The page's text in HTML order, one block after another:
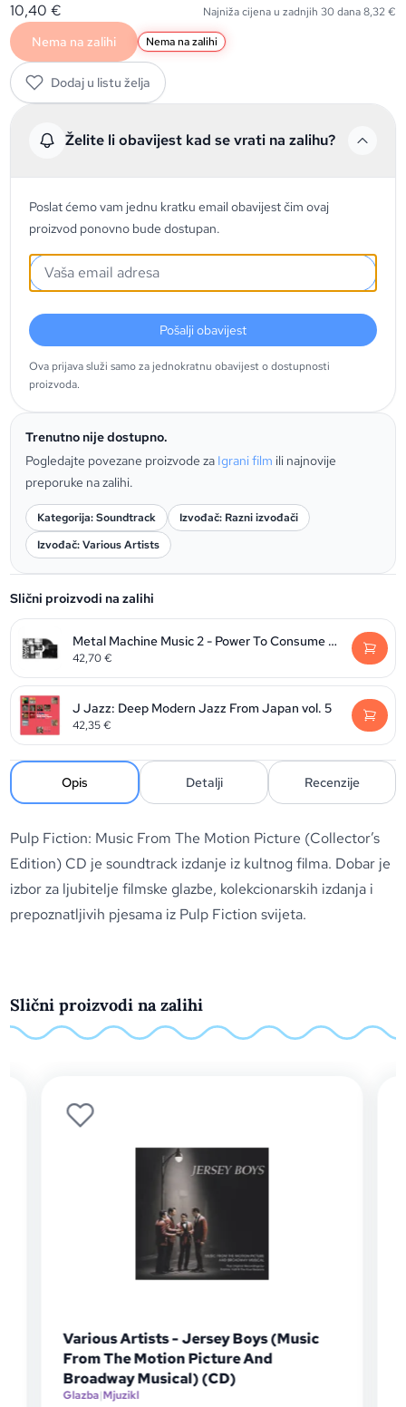
10,40€ Najniža cijena u zadnjih 30 dana8,32€
Nema na zalihi Nema na zalihi
Dodaj u listu želja
Želite li obavijest kad se vrati na zalihu?
Poslat ćemo vam jednu kratku email obavijest čim ovaj
proizvod ponovno bude dostupan.
Pošalji obavijest
Ova prijava služi samo za jednokratnu obavijest o dostupnosti
proizvoda.
Trenutno nije dostupno.
Pogledajte povezane proizvode za Igrani film ili najnovije
preporuke na zalihi.
Kategorija: Soundtrack
Izvođač: Razni izvođači
Izvođač: Various Artists
Slični proizvodi na zalihi
Metal Machine Music 2 - Power To Consume (RSD2026)
42,70€
J Jazz: Deep Modern Jazz From Japan vol. 5
42,35€
Opis Detalji Recenzije
Pulp Fiction: Music From The Motion Picture (Collector’s
Edition) CD je soundtrack izdanje iz kultnog filma. Dobar je
izbor za ljubitelje filmske glazbe, kolekcionarskih izdanja i
prepoznatljivih pjesama iz Pulp Fiction svijeta.
Slični proizvodi na zalihi
Various Artists - Jersey Boys (Music
From The Motion Picture And
Broadway Musical) (CD)
Glazba|Mjuzikl